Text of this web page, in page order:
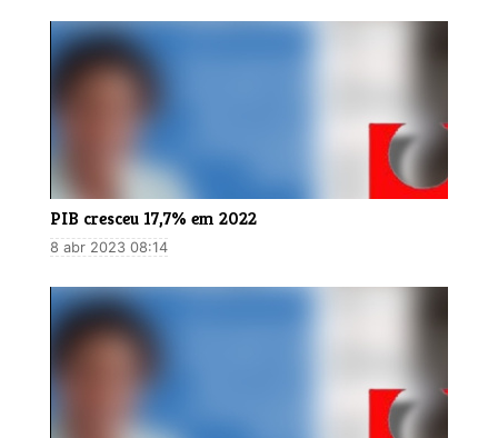
PIB cresceu 17,7% em 2022
8 abr 2023 08:14